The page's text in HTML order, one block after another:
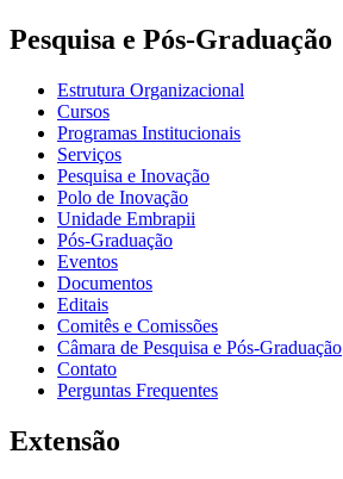
Pesquisa e Pós-Graduação
Estrutura Organizacional
Cursos
Programas Institucionais
Serviços
Pesquisa e Inovação
Polo de Inovação
Unidade Embrapii
Pós-Graduação
Eventos
Documentos
Editais
Comitês e Comissões
Câmara de Pesquisa e Pós-Graduação
Contato
Perguntas Frequentes
Extensão